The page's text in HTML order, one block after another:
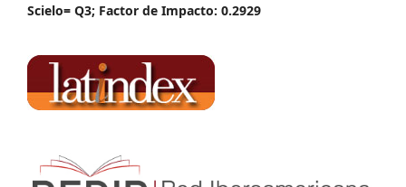
Scielo= Q3; Factor de Impacto: 0.2929